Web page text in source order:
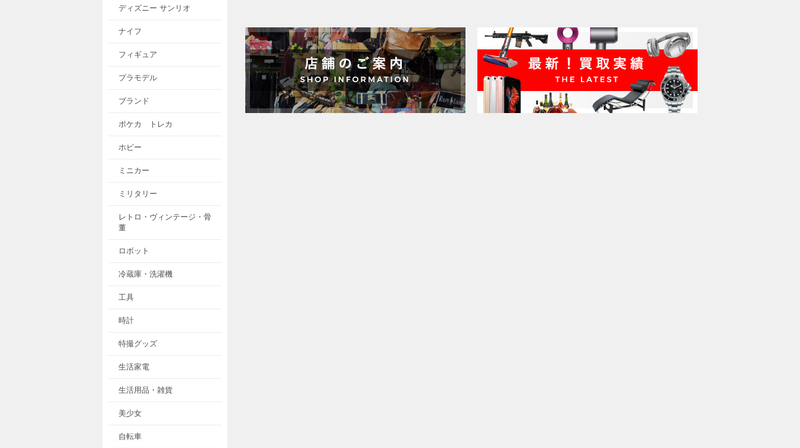
ディズニー サンリオ
ナイフ
フィギュア
プラモデル
ブランド
ポケカ トレカ
ホビー
ミニカー
ミリタリー
レトロ・ヴィンテージ・骨
董
ロボット
冷蔵庫・洗濯機
工具
時計
特撮グッズ
生活家電
生活用品・雑貨
美少女
自転車